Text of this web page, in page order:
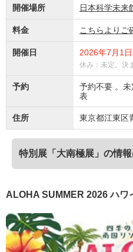
開催場所 日本科学未来
料金 こちらよりご
開催日 2026年7月1
休み：未定。決
予約
予約不要 。
表
住所 東京都江東区
特別展「大南極展」の情
ALOHA SUMMER 2026 ハワ